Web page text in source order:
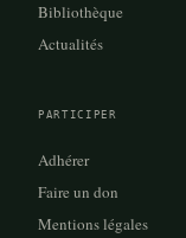
Bibliothèque
Actualités
PARTICIPER
Adhérer
Faire un don
Mentions légales